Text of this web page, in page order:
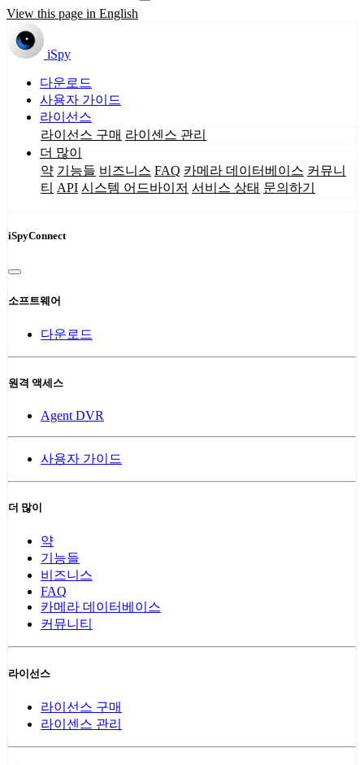
View this page in English
iSpy
다운로드
사용자 가이드
라이선스
라이선스 구매 라이센스 관리
더 많이
약 기능들 비즈니스 FAQ 카메라 데이터베이스 커뮤니
티 API 시스템 어드바이저 서비스 상태 문의하기
iSpyConnect
소프트웨어
다운로드
원격 액세스
Agent DVR
사용자 가이드
더 많이
약
기능들
비즈니스
FAQ
카메라 데이터베이스
커뮤니티
라이선스
라이선스 구매
라이센스 관리